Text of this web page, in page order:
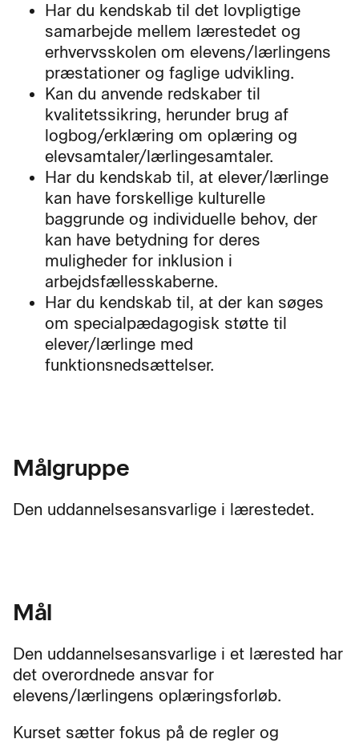
Har du kendskab til det lovpligtige
samarbejde mellem lærestedet og
erhvervsskolen om elevens/lærlingens
præstationer og faglige udvikling.
Kan du anvende redskaber til
kvalitetssikring, herunder brug af
logbog/erklæring om oplæring og
elevsamtaler/lærlingesamtaler.
Har du kendskab til, at elever/lærlinge
kan have forskellige kulturelle
baggrunde og individuelle behov, der
kan have betydning for deres
muligheder for inklusion i
arbejdsfællesskaberne.
Har du kendskab til, at der kan søges
om specialpædagogisk støtte til
elever/lærlinge med
funktionsnedsættelser.
Målgruppe
Den uddannelsesansvarlige i lærestedet.
Mål
Den uddannelsesansvarlige i et lærested har
det overordnede ansvar for
elevens/lærlingens oplæringsforløb.
Kurset sætter fokus på de regler og